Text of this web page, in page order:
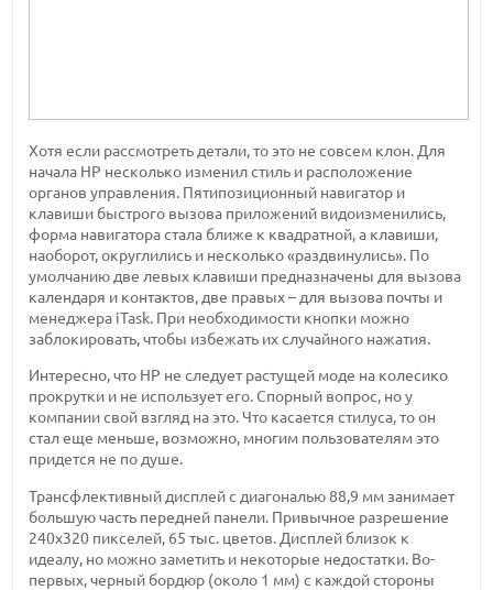
Хотя если рассмотреть детали, то это не совсем клон. Для
начала HP несколько изменил стиль и расположение
органов управления. Пятипозиционный навигатор и
клавиши быстрого вызова приложений видоизменились,
форма навигатора стала ближе к квадратной, а клавиши,
наоборот, округлились и несколько «раздвинулись». По
умолчанию две левых клавиши предназначены для вызова
календаря и контактов, две правых – для вызова почты и
менеджера iTask. При необходимости кнопки можно
заблокировать, чтобы избежать их случайного нажатия.
Интересно, что HP не следует растущей моде на колесико
прокрутки и не использует его. Спорный вопрос, но у
компании свой взгляд на это. Что касается стилуса, то он
стал еще меньше, возможно, многим пользователям это
придется не по душе.
Трансфлективный дисплей с диагональю 88,9 мм занимает
большую часть передней панели. Привычное разрешение
240х320 пикселей, 65 тыс. цветов. Дисплей близок к
идеалу, но можно заметить и некоторые недостатки. Во-
первых, черный бордюр (около 1 мм) с каждой стороны